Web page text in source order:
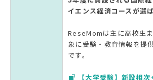
イエンス経済コースが選
ReseMomは主に高校生
象に受験・教育情報を提
です。
【大学受験】新設相